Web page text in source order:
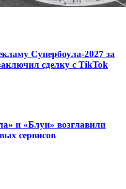
Супербоула-2027 за
сделку с TikTok
и «Блуи» возглавили
сервисов